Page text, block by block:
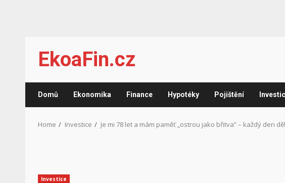
content
EkoaFin.cz
Domů Ekonomika Finance Hypotéky Pojištění
Home Investice Je mi 78 let a mám paměť „ostrou jako břitva” – každý den
Investice